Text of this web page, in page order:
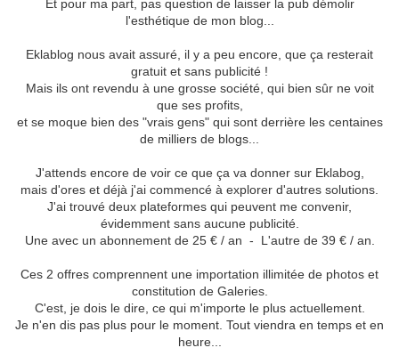
Et pour ma part, pas question de laisser la pub démolir
l'esthétique de mon blog...
Eklablog nous avait assuré, il y a peu encore, que ça resterait
gratuit et sans publicité !
Mais ils ont revendu à une grosse société, qui bien sûr ne voit
que ses profits,
et se moque bien des "vrais gens" qui sont derrière les centaines
de milliers de blogs...
J'attends encore de voir ce que ça va donner sur Eklabog,
mais d'ores et déjà j'ai commencé à explorer d'autres solutions.
J'ai trouvé deux plateformes qui peuvent me convenir,
évidemment sans aucune publicité.
Une avec un abonnement de 25 € / an - L'autre de 39 € / an.
Ces 2 offres comprennent une importation illimitée de photos et
constitution de Galeries.
C'est, je dois le dire, ce qui m'importe le plus actuellement.
Je n'en dis pas plus pour le moment. Tout viendra en temps et en
heure...